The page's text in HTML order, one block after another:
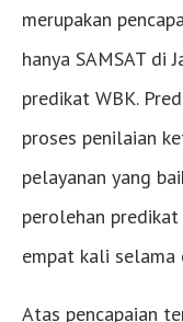
merupakan
hanya SAMSAT di
predikat WBK.
proses penilaian
pelayanan yang
perolehan
empat kali
Atas pencapaian